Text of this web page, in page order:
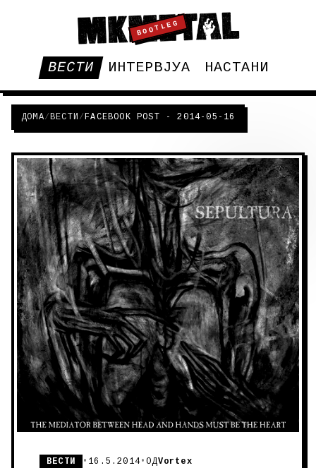
BOOTLEG
ВЕСТИ ИНТЕРВЈУА НАСТАНИ
ДОМА/ВЕСТИ /FACEBOOK POST - 2014-05-16
ВЕСТИ • 16.5.2014 •ОДVortex